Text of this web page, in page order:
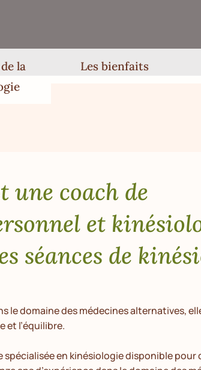
la
Les bienfaits
une coach de
et
séances de
le domaine des médecines alternatives,
et l’équilibre.
en kinésiologie disponible pour